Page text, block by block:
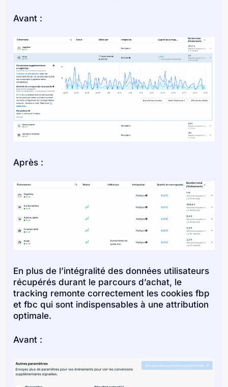
Avant :
Après :
En plus de l’intégralité des données utilisateurs
récupérés durant le parcours d’achat, le
tracking remonte correctement les cookies fbp
et fbc qui sont indispensables à une attribution
optimale.
Avant :